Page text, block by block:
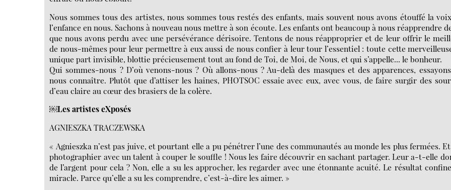
Nous sommes tous des artistes, nous sommes tous restés des enfants, mais souvent nous avons étouffé la
l’enfance en nous. Sachons à nouveau nous mettre à son écoute. Les enfants ont beaucoup à nous réapprendre
que nous avons perdu avec une persévérance dérisoire. Tentons de nous réapproprier et de leur offrir le
de nous-mêmes pour leur permettre à eux aussi de nous confier à leur tour l’essentiel : toute cette
unique part invisible, blottie précieusement tout au fond de Toi, de Moi, de Nous, et qui s’appelle... le bonheur.
Qui sommes-nous ? D’où venons-nous ? Où allons-nous ? Au-delà des masques et des apparences,
nous connaître. Plutôt que d’attiser les haines, PHOTSOC essaie avec eux, avec vous, de faire surgir des
d’eau claire au cœur des brasiers de la colère.
￼Les artistes eXposés
AGNIESZKA TRACZEWSKA
« Agnieszka n’est pas juive, et pourtant elle a pu pénétrer l’une des communautés au monde les plus fermées.
photographier avec un talent à couper le souffle ! Nous les faire découvrir en sachant partager. Leur a-t-elle
de l’argent pour cela ? Non, elle a su les approcher, les regarder avec une étonnante acuité. Le résultat
miracle. Parce qu’elle a su les comprendre, c’est-à-dire les aimer. »